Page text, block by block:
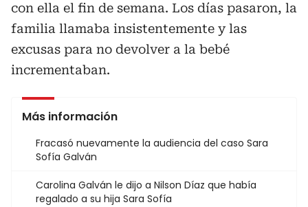
con ella el fin de semana. Los días pasaron, la
familia llamaba insistentemente y las
excusas para no devolver a la bebé
incrementaban.
Más información
Fracasó nuevamente la audiencia del caso Sara
Sofía Galván
Carolina Galván le dijo a Nilson Díaz que había
regalado a su hija Sara Sofía